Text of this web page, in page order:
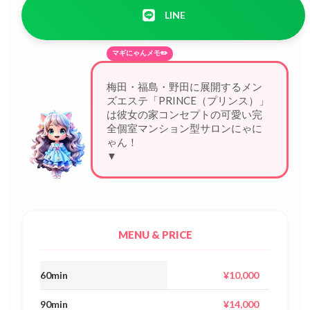
LINE
マギにゃんメモ✏️
梅田・福島・野田に展開するメン
ズエステ「PRINCE（プリンス）」
は彼女の家コンセプトの可愛い完
全個室マンション型サロンにゃに
ゃん！20代厳選美
▼
MENU & PRICE
60min ¥10,000
90min ¥14,000